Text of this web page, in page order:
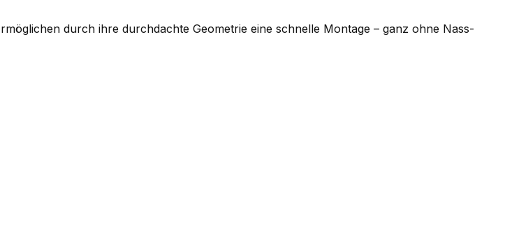
durch ihre durchdachte Geometrie eine schnelle Montage – ganz ohne Nass-